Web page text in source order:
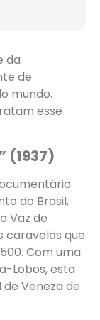
da
de
mundo.
esse
(1937)
do Brasil,
Vaz de
caravelas que
Com uma
Lobos, esta
Veneza de